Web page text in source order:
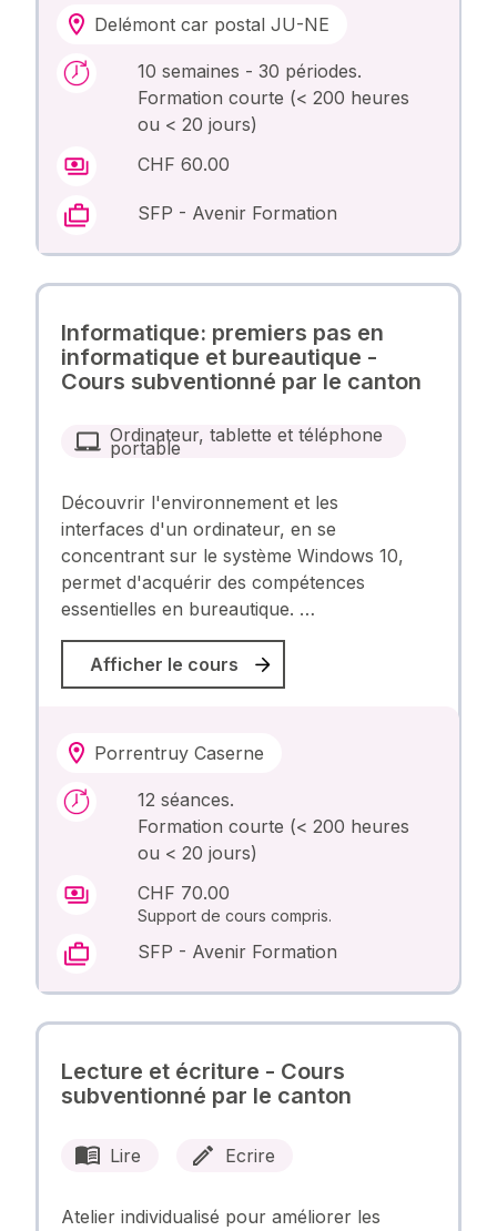
Delémont car postal JU-NE
10 semaines - 30 périodes.
Formation courte (< 200 heures
ou < 20 jours)
CHF 60.00
SFP - Avenir Formation
Informatique: premiers pas en
informatique et bureautique -
Cours subventionné par le canton
Ordinateur, tablette et téléphone
portable
Découvrir l'environnement et les
interfaces d'un ordinateur, en se
concentrant sur le système Windows 10,
permet d'acquérir des compétences
essentielles en bureautique. …
Afficher le cours
Porrentruy Caserne
12 séances.
Formation courte (< 200 heures
ou < 20 jours)
CHF 70.00
Support de cours compris.
SFP - Avenir Formation
Lecture et écriture - Cours
subventionné par le canton
Lire Ecrire
Atelier individualisé pour améliorer les